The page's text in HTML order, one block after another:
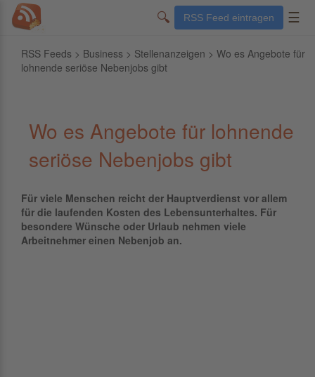
🔍 RSS Feed eintragen ☰
RSS Feeds > Business > Stellenanzeigen > Wo es Angebote für
lohnende seriöse Nebenjobs gibt
Wo es Angebote für lohnende
seriöse Nebenjobs gibt
Für viele Menschen reicht der Hauptverdienst vor allem
für die laufenden Kosten des Lebensunterhaltes. Für
besondere Wünsche oder Urlaub nehmen viele
Arbeitnehmer einen Nebenjob an.